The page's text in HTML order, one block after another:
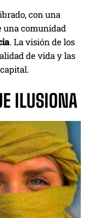
con una
una comunidad
. La visión de los
de vida y las
ILUSIONA